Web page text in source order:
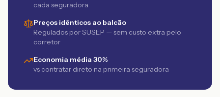
cada seguradora
Preços idênticos ao balcão
Regulados por SUSEP — sem custo extra pelo
corretor
Economia média 30%
vs contratar direto na primeira seguradora